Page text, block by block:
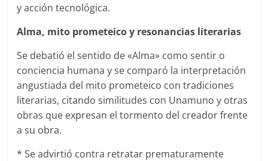
y acción tecnológica.
Alma, mito prometeico y resonancias literarias
Se debatió el sentido de «Alma» como sentir o
conciencia humana y se comparó la interpretación
angustiada del mito prometeico con tradiciones
literarias, citando similitudes con Unamuno y otras
obras que expresan el tormento del creador frente
a su obra.
* Se advirtió contra retratar prematuramente